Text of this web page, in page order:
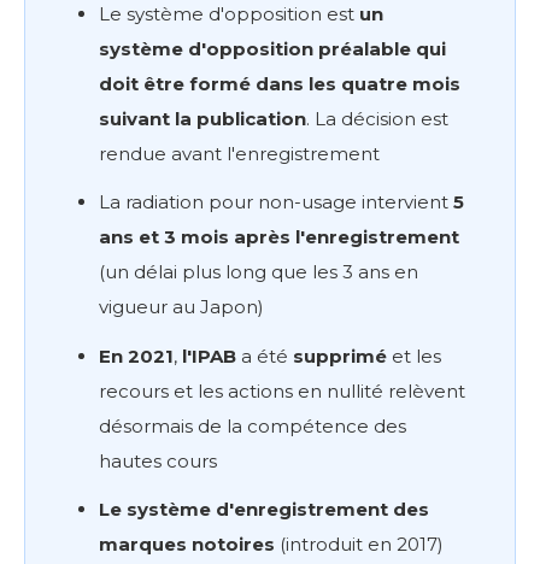
Le système d'opposition est un
système d'opposition préalable qui
doit être formé dans les quatre mois
suivant la publication. La décision est
rendue avant l'enregistrement
La radiation pour non-usage intervient5
ans et 3 mois après l'enregistrement
(un délai plus long que les 3 ans en
vigueur au Japon)
En 2021, l'IPAB a été supprimé et les
recours et les actions en nullité relèvent
désormais de la compétence des
hautes cours
Le système d'enregistrement des
marques notoires (introduit en 2017)